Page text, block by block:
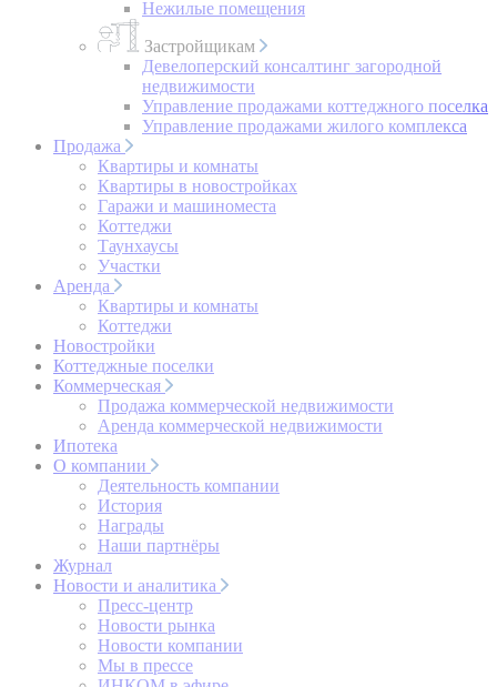
Нежилые помещения
Застройщикам
Девелоперский консалтинг загородной
недвижимости
Управление продажами коттеджного поселка
Управление продажами жилого комплекса
Продажа
Квартиры и комнаты
Квартиры в новостройках
Гаражи и машиноместа
Коттеджи
Таунхаусы
Участки
Аренда
Квартиры и комнаты
Коттеджи
Новостройки
Коттеджные поселки
Коммерческая
Продажа коммерческой недвижимости
Аренда коммерческой недвижимости
Ипотека
О компании
Деятельность компании
История
Награды
Наши партнёры
Журнал
Новости и аналитика
Пресс-центр
Новости рынка
Новости компании
Мы в прессе